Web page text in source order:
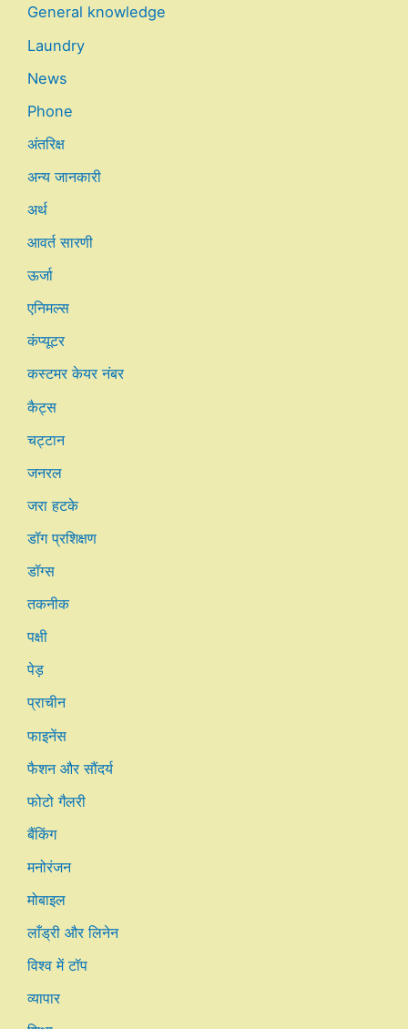
General knowledge
Laundry
News
Phone
अंतरिक्ष
अन्य जानकारी
अर्थ
आवर्त सारणी
ऊर्जा
एनिमल्स
कंप्यूटर
कस्टमर केयर नंबर
कैट्स
चट्टान
जनरल
जरा हटके
डॉग प्रशिक्षण
डॉग्स
तकनीक
पक्षी
पेड़
प्राचीन
फाइनेंस
फैशन और सौंदर्य
फोटो गैलरी
बैंकिंग
मनोरंजन
मोबाइल
लाँड्री और लिनेन
विश्व में टॉप
व्यापार